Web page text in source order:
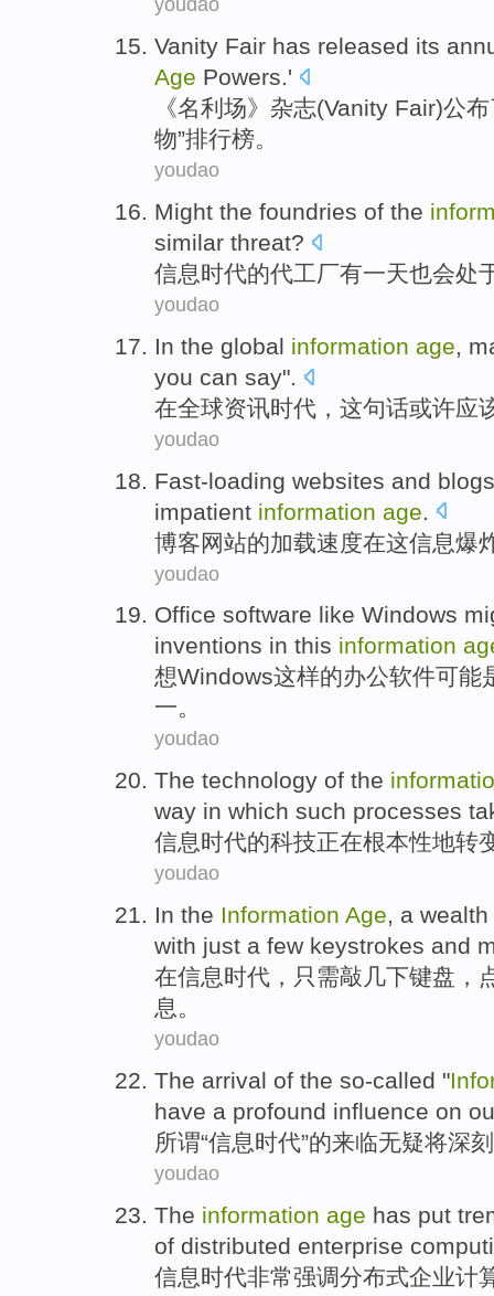
youdao
Vanity Fair has released its
Age Powers.'
《名利场》杂志(Vanity Fair)公
物”排行榜。
youdao
Might the foundries of the
similar threat?
信息时代的代工厂有一天也会处
youdao
In the global information age,
you can say".
在全球资讯时代 ，这句话或许应
youdao
Fast-loading websites and blogs
impatient information age
博客网站的加载速度在这信息爆
youdao
Office software like Windows
inventions in this information
想Windows这样的办公软件可能
一。
youdao
The technology of the
way in which such processes
信息时代的科技正在根本性地转
youdao
In the Information Age, a wealth
with just a few keystrokes and
在信息时代 ，只需敲 几下键盘 ，
息。
youdao
The arrival of the so-called "
have a profound influence on
所谓“信息时代”的来临无疑将深
youdao
The information age has put
of distributed enterprise
信息时代非常强调分布式企业计